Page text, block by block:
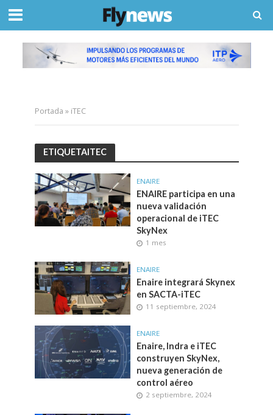
Portada » iTEC
ETIQUETAITEC
ENAIRE
ENAIRE participa en una
nueva validación
operacional de iTEC
SkyNex
1 mes
ENAIRE
Enaire integrará Skynex
en SACTA-iTEC
11 septiembre, 2024
ENAIRE
Enaire, Indra e iTEC
construyen SkyNex,
nueva generación de
control aéreo
2 septiembre, 2024